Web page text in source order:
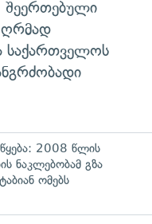
შეერთებული
ღრმად
საქართველოს
2008 წლის
ნაკლებობამ გზა
ომებს